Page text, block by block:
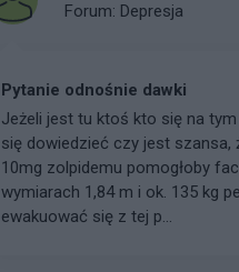
Forum: Depresja
Pytanie odnośnie dawki
Jeżeli jest tu ktoś kto się na
się dowiedzieć czy jest szansa,
10mg zolpidemu pomogłoby
wymiarach 1,84 m i ok. 135 kg
ewakuować się z tej p...